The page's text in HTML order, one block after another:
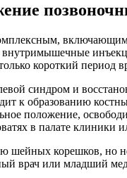
короткий период
синдром и
к образованию
положение,
в палате клиники
корешков, но
врач или младший